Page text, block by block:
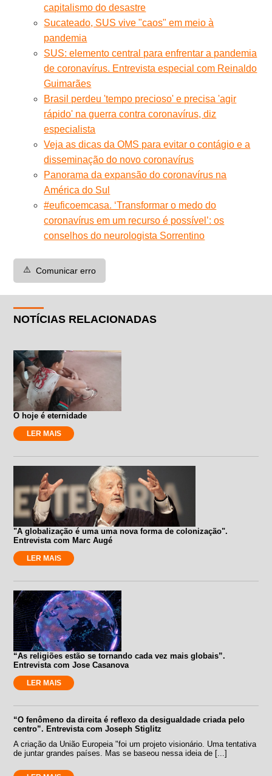
capitalismo do desastre
Sucateado, SUS vive "caos" em meio à
pandemia
SUS: elemento central para enfrentar a pandemia
de coronavírus. Entrevista especial com Reinaldo
Guimarães
Brasil perdeu 'tempo precioso' e precisa 'agir
rápido' na guerra contra coronavírus, diz
especialista
Veja as dicas da OMS para evitar o contágio e a
disseminação do novo coronavírus
Panorama da expansão do coronavírus na
América do Sul
#euficoemcasa. ‘Transformar o medo do
coronavírus em um recurso é possível’: os
conselhos do neurologista Sorrentino
⚠️ Comunicar erro
NOTÍCIAS RELACIONADAS
O hoje é eternidade
LER MAIS
"A globalização é uma uma nova forma de colonização".
Entrevista com Marc Augé
LER MAIS
“As religiões estão se tornando cada vez mais globais”.
Entrevista com Jose Casanova
LER MAIS
“O fenômeno da direita é reflexo da desigualdade criada pelo
centro”. Entrevista com Joseph Stiglitz
A criação da União Europeia "foi um projeto visionário. Uma tentativa
de juntar grandes países. Mas se baseou nessa ideia de [...]